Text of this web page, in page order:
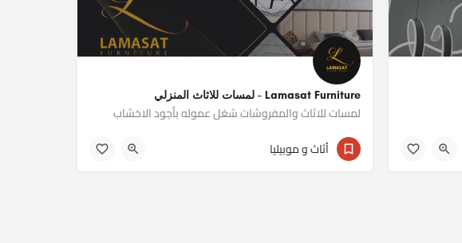
Lamasat Furniture - لمسات للاثاث المنزلي
لمسات للاثاث والمفروشات شغل عموله بأجود الاخشاب
01277677688
أثاث و موبيليا